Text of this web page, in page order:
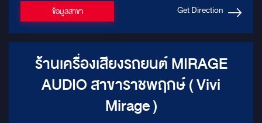
ข้อมูลสาขา Get Direction
ร้านเครื่องเสียงรถยนต์ MIRAGE
AUDIO สาขาราชพฤกษ์ ( Vivi
Mirage )